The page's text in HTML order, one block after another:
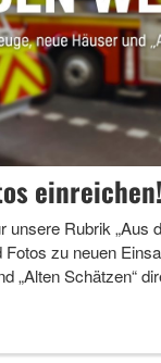
einreichen!
unsere Rubrik „Aus
Fotos zu neuen
„Alten Schätzen“